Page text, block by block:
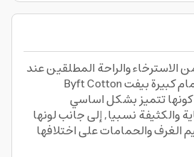
والراحة المطلقين عند
استخدامك مناشف حمام كبيرة بيفت Byft Cotton
Daffodil Hand Towel كونها تتميز بشكل اساسي
والكثيفة نسبيا, إلى جانب لونها
الغرف والحمامات على اختلافها